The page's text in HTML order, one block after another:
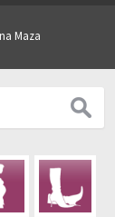
Maza